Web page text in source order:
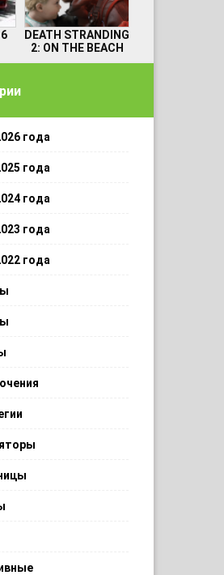
DEATH STRANDING
2: ON THE BEACH
года
года
года
года
года